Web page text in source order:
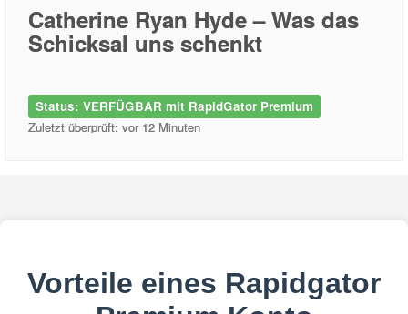
Catherine Ryan Hyde – Was das
Schicksal uns schenkt
Status: VERFÜGBAR mit RapidGator Premium
Zuletzt überprüft: vor 12 Minuten